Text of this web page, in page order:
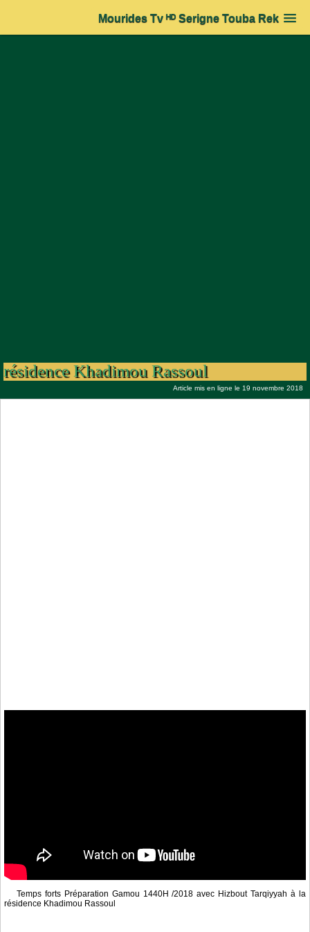
Mourides Tv ᴴᴰ Serigne Touba Rek
résidence Khadimou Rassoul
Article mis en ligne le 19 novembre 2018
Temps forts Préparation Gamou 1440H /2018 avec Hizbout Tarqiyyah à la
résidence Khadimou Rassoul